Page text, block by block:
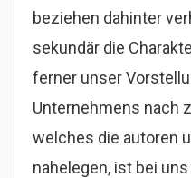
beziehen dahinter
sekundär die
ferner unser
Unternehmens nach
welches die autoren
nahelegen, ist bei